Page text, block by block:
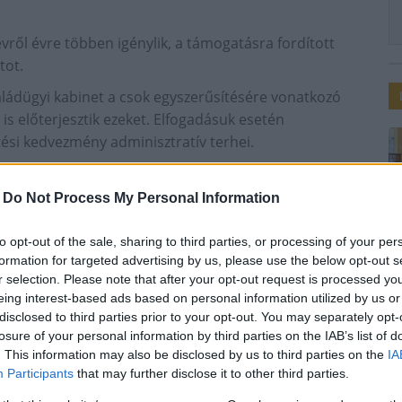
Do Not Process My Personal Information
opt-out of the sale, sharing to third parties, or processing of your
for targeted advertising by us, please use the below opt-out
selection. Please note that after your opt-out request is processed
interest-based ads based on personal information utilized by us
to third parties prior to your opt-out. You may separately
of your personal information by third parties on the IAB’s list of
This information may also be disclosed by us to third parties on the
Participants that may further disclose it to other third parties.
évre többen igénylik, a támogatásra fordított
kabinet a csok egyszerűsítésére vonatkozó
előterjesztik ezeket. Elfogadásuk esetén
kedvezmény adminisztratív terhei.
forintra nő a kétgyerekesek családi
is bevezetnek. A köldökzsinórprogramon
a nem Magyarországon született, de
esetén 1-1 millió forinttal csökkentik a
pedig - attól függően hányadik gyermekük
vagy elengedését - ismertette Novák Katalin.
ér valamit, ha az érintettek tudnak is róla, ezért
az információkat az emberekhez. A csokról, a
szóló információs füzetek